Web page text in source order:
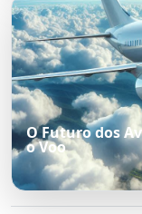
O Futuro dos
o Voo